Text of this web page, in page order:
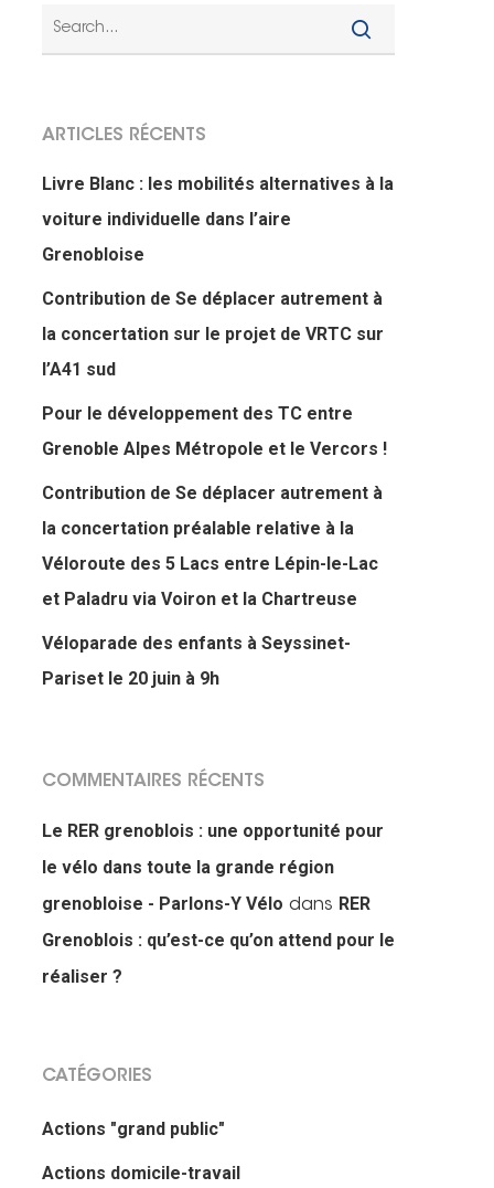
ARTICLES RÉCENTS
Livre Blanc : les mobilités alternatives à la
voiture individuelle dans l’aire
Grenobloise
Contribution de Se déplacer autrement à
la concertation sur le projet de VRTC sur
l’A41 sud
Pour le développement des TC entre
Grenoble Alpes Métropole et le Vercors !
Contribution de Se déplacer autrement à
la concertation préalable relative à la
Véloroute des 5 Lacs entre Lépin-le-Lac
et Paladru via Voiron et la Chartreuse
Véloparade des enfants à Seyssinet-
Pariset le 20 juin à 9h
COMMENTAIRES RÉCENTS
Le RER grenoblois : une opportunité pour
le vélo dans toute la grande région
grenobloise - Parlons-Y Vélo dans RER
Grenoblois : qu’est-ce qu’on attend pour le
réaliser ?
CATÉGORIES
Actions "grand public"
Actions domicile-travail